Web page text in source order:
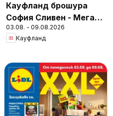
Кауфланд брошура
София Сливен - Мега
оферти
03.08. - 09.08.2026
Кауфланд